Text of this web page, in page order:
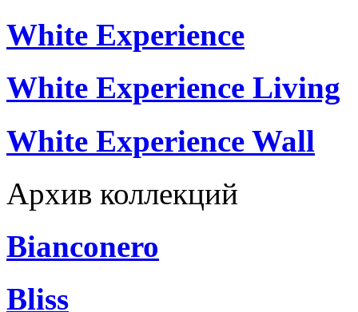
White Experience
White Experience Living
White Experience Wall
Архив коллекций
Bianconero
Bliss